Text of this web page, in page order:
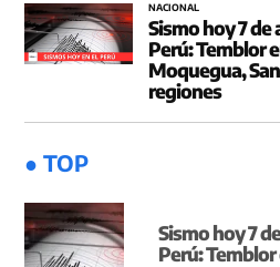
NACIONAL
Sismo hoy 7
Perú: Temblor
Moquegua,
regiones
● TOP
Sismo hoy 7
Perú: